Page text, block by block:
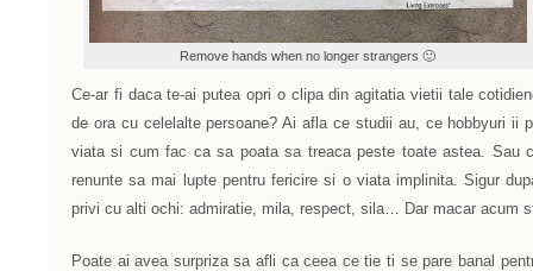
Remove hands when no longer strangers 🙂
Ce-ar fi daca te-ai putea opri o clipa din agitatia vietii tale
de ora cu celelalte persoane? Ai afla ce studii au, ce hobbyuri ii
viata si cum fac ca sa poata sa treaca peste toate astea. Sau
renunte sa mai lupte pentru fericire si o viata implinita. Sigur
privi cu alti ochi: admiratie, mila, respect, sila… Dar macar acum
Poate ai avea surpriza sa afli ca ceea ce tie ti se pare banal